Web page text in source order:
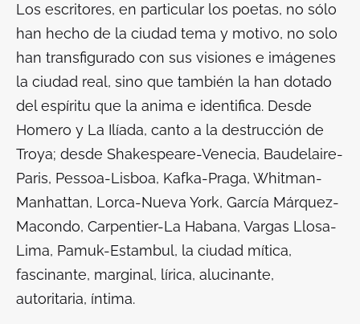
Los escritores, en particular los poetas, no sólo
han hecho de la ciudad tema y motivo, no solo
han transfigurado con sus visiones e imágenes
la ciudad real, sino que también la han dotado
del espíritu que la anima e identifica. Desde
Homero y La Ilíada, canto a la destrucción de
Troya; desde Shakespeare-Venecia, Baudelaire-
Paris, Pessoa-Lisboa, Kafka-Praga, Whitman-
Manhattan, Lorca-Nueva York, García Márquez-
Macondo, Carpentier-La Habana, Vargas Llosa-
Lima, Pamuk-Estambul, la ciudad mítica,
fascinante, marginal, lírica, alucinante,
autoritaria, íntima.